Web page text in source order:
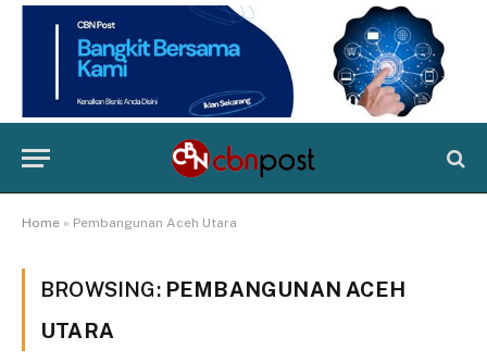
Home » Pembangunan Aceh Utara
BROWSING: PEMBANGUNAN ACEH
UTARA